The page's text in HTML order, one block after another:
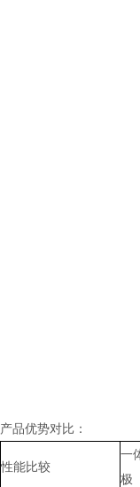
产品优势对比：
性能比较
一
极